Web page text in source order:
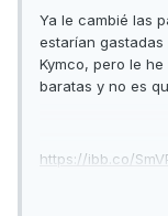
Ya le cambié las
estarían
Kymco, pero le
baratas y no es
https://ibb.co/